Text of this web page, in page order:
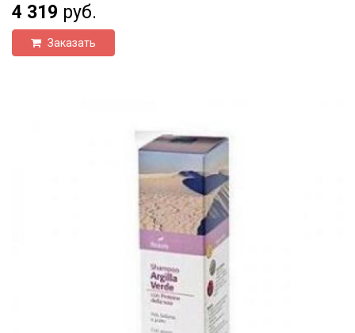
4 319 руб.
Заказать